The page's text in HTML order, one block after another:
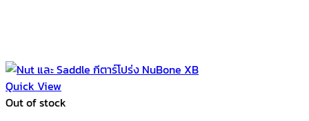
Quick View
Out of stock